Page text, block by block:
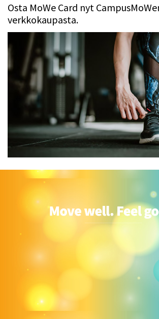
Osta MoWe Card nyt
verkkokaupasta.